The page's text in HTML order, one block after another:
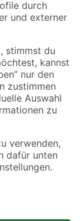
sind unter
beziehen
hier